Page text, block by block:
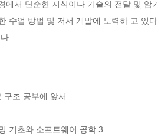
에서 단순한 지식이나 기술의 전달 및
수업 방법 및 저서 개발에 노력하 고 있
.
구조 공부에 앞서
기초와 소프트웨어 공학 3